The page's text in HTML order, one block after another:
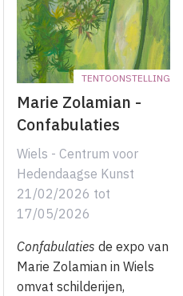
TENTOONSTELLING
Marie Zolamian -
Confabulaties
Wiels - Centrum voor
Hedendaagse Kunst
21/02/2026 tot
17/05/2026
Confabulaties de expo van
Marie Zolamian in Wiels
omvat schilderijen,